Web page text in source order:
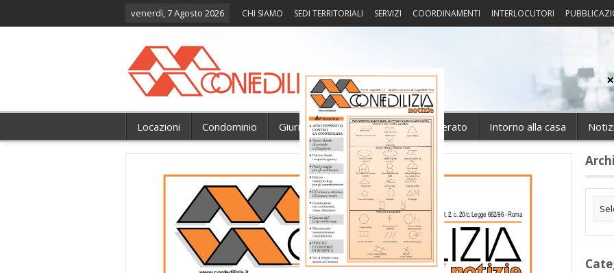
venerdì, 7 Agosto 2026 CHI SIAMO SEDI TERRITORIALI SERVIZI COORDINAMENTI INTERLOCUTORI
Locazioni Condominio Giurisprudenza Fisco Portierato Intorno alla casa